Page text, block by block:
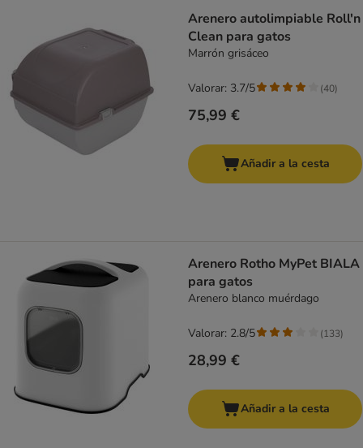
Arenero autolimpiable Roll'n
Clean para gatos
Marrón grisáceo
75,99 €
Valorar: 3.7/5 (40)
Añadir a la cesta
Arenero Rotho MyPet BIALA
para gatos
Arenero blanco muérdago
28,99 €
Valorar: 2.8/5 (133)
Añadir a la cesta